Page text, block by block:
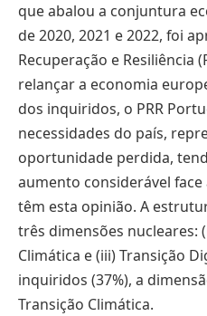
que abalou a conjuntura
de 2020, 2021 e 2022, foi
Recuperação e Resiliência
relançar a economia
dos inquiridos, o PRR
necessidades do país,
oportunidade perdida,
aumento considerável face
têm esta opinião. A
três dimensões nucleares:
Climática e (iii) Transição
inquiridos (37%), a
Transição Climática.